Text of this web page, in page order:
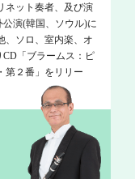
ネット奏者、及び演
演(韓国、ソウル)に
、ソロ、室内楽、オ
「ブラームス：ピ
第２番」をリリー